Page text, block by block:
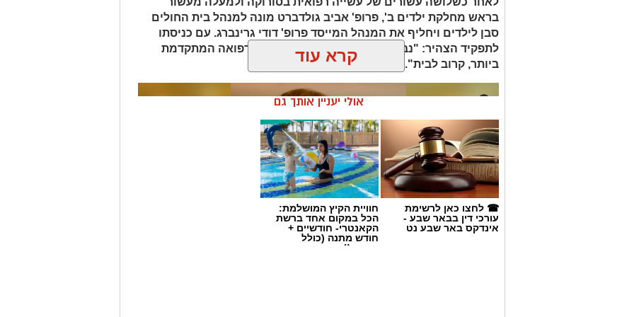
בראש מחלקת ילדים ב', פרופ' אביב גולדברט מונה למנהל בית החולים
סבן לילדים ויחליף את המנהל המייסד פרופ' דודי גרינברג. עם כניסתו
לתפקיד הצהיר: "נבטיח שכל ילד וילדה בנגב יזכו לרפואה המתקדמת
ביותר, קרוב לבית".
קרא עוד
אולי יעניין אותך גם
☎ לחצו כאן לרשימת
עורכי דין בבאר שבע -
אינדקס באר שבע נט
חוויית הקיץ המושלמת:
הכל במקום אחד ברשת
הקאנטרי- חודשיים +
חודש מתנה (כולל
החגים!)